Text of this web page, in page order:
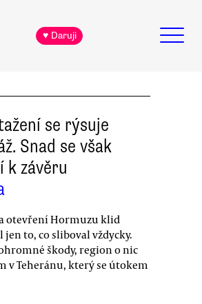
♥ Daruji
se rýsuje
Snad se však
k závěru
otevření Hormuzu klid
to, co sliboval vždycky.
škody, region o nic
v Teheránu, který se útokem